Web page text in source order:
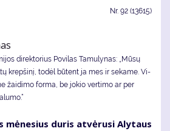
Nr. 92 (13615)
di­rek­to­rius Po­vi­las Ta­mu­ly­nas: „Mū­sų
krep­ši­nį, to­dėl bū­tent ja mes ir se­ka­me. Vi­
žai­di­mo for­ma, be jo­kio ver­ti­mo ar per
mė­ne­sius du­ris at­vė­ru­si Aly­taus